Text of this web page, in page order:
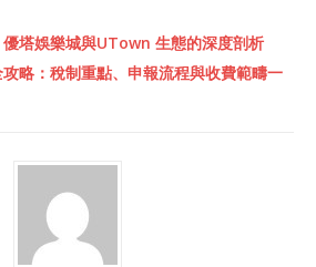
塔娛樂城與UTown 生態的深度剖析
略：稅制重點、申報流程與收費範疇一